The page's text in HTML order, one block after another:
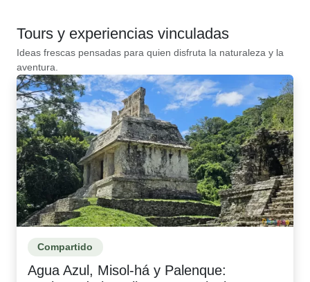
Tours y experiencias vinculadas
Ideas frescas pensadas para quien disfruta la naturaleza y la
aventura.
Compartido
Agua Azul, Misol-há y Palenque: